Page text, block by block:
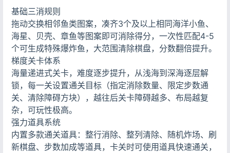
基础三消规则
拖动交换相邻鱼类图案，凑齐3个及以上相同海洋小鱼、
海星、贝壳、章鱼等图案即可消除得分，一次性匹配4-5
个可生成特殊爆炸鱼，大范围清除棋盘，分数翻倍提升。
梯度关卡体系
海量递进式关卡，难度逐步提升，从浅海到深海逐层解
锁，每一关设置通关目标（指定消除数量、限定步数通
关、清除障碍方块），越往后关卡障碍越多、布局越复
杂，可玩性极高。
强力道具系统
内置多款通关道具：整行消除、整列清除、随机炸场、刷
新棋盘、步数加成等道具，卡关时可使用道具快速通关，